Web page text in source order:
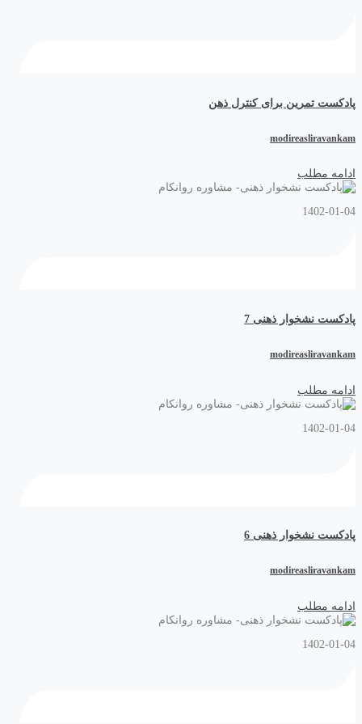
پادکست تمرین برای کنترل ذهن
modireasliravankam
ادامه مطلب
1402-01-04
پادکست نشخوار ذهنی 7
modireasliravankam
ادامه مطلب
1402-01-04
پادکست نشخوار ذهنی 6
modireasliravankam
ادامه مطلب
1402-01-04